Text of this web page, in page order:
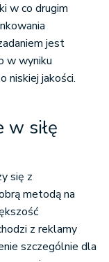
w co drugim
jest
w wyniku
niskiej jakości.
w siłę
się z
metodą na
z reklamy
szczególnie dla